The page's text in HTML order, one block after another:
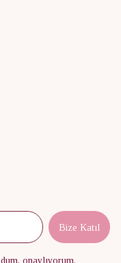
Bize Katıl
onaylıyorum.